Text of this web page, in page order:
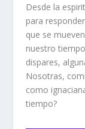
Desde la
para
que se
nuestro
dispares,
Nosotras,
como
tiempo?